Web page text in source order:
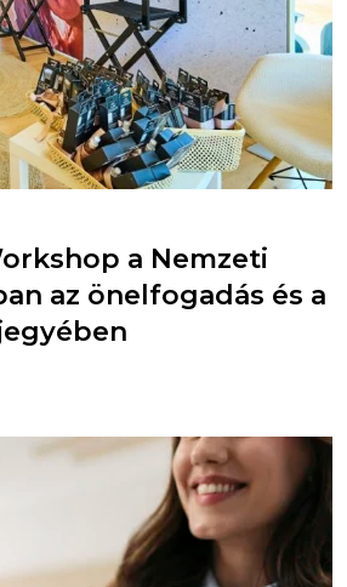
a Nemzeti
az önelfogadás és a